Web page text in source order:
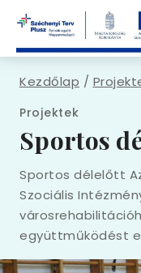
content
Kezdőlap /
Projektek
Sportos
Sportos délelőtt
Szociális
együttműködést